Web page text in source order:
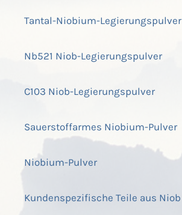
Tantal-Niobium-Legierungspulver
Nb521 Niob-Legierungspulver
C103 Niob-Legierungspulver
Sauerstoffarmes Niobium-Pulver
Niobium-Pulver
Kundenspezifische Teile aus Niob